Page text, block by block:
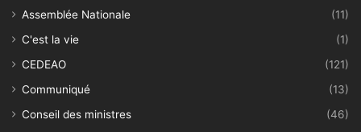
Assemblée Nationale
(11)
C'est la vie
(1)
CEDEAO
(121)
Communiqué
(13)
Conseil des ministres
(46)